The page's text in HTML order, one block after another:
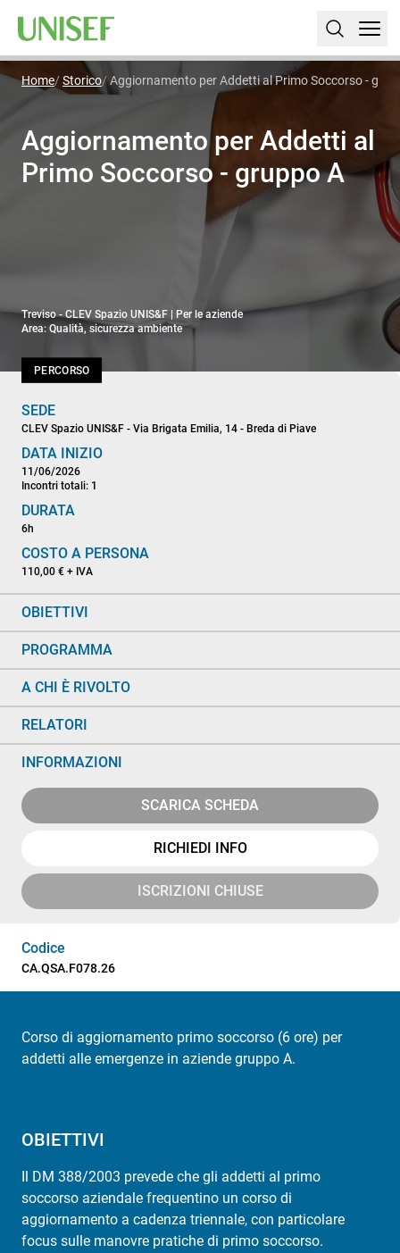
Home Storico Aggiornamento per Addetti al Primo Soccorso -
Aggiornamento per Addetti al
Primo Soccorso - gruppo A
Treviso - CLEV Spazio UNIS&F | Per le aziende
Area: Qualità, sicurezza ambiente
PERCORSO
SEDE
CLEV Spazio UNIS&F - Via Brigata Emilia, 14 - Breda di Piave
DATA INIZIO
11/06/2026
Incontri totali: 1
DURATA
6h
COSTO A PERSONA
110,00 € + IVA
OBIETTIVI
PROGRAMMA
A CHI È RIVOLTO
RELATORI
INFORMAZIONI
SCARICA SCHEDA
RICHIEDI INFO
ISCRIZIONI CHIUSE
Codice
CA.QSA.F078.26
Corso di aggiornamento primo soccorso (6 ore) per
addetti alle emergenze in aziende gruppo A.
OBIETTIVI
Il DM 388/2003 prevede che gli addetti al primo
soccorso aziendale frequentino un corso di
aggiornamento a cadenza triennale, con particolare
focus sulle manovre pratiche di primo soccorso.